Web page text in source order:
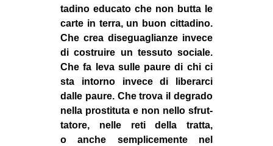
ta­dino edu­cato che non butta le
carte in terra, un buon cit­ta­dino.
Che crea dise­gua­glianze invece
di costruire un tes­suto sociale.
Che fa leva sulle paure di chi ci
sta intorno invece di libe­rarci
dalle paure. Che trova il degrado
nella pro­sti­tuta e non nello sfrut­
ta­tore, nelle reti della tratta,
o anche sem­pli­ce­mente nel